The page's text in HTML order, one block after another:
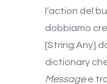
l’action del
dobbiamo
[String:Any]
dictionary
Messagee